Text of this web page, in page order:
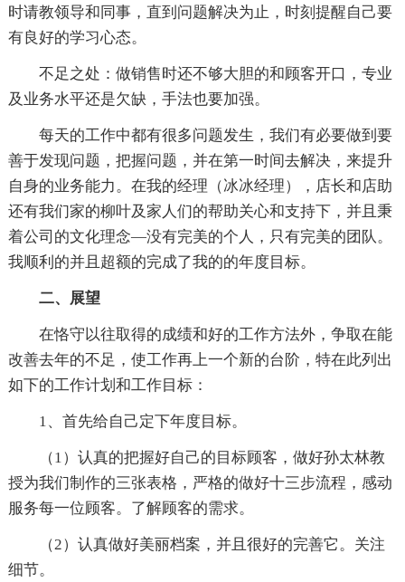
时请教领导和同事，直到问题解决为止，时刻提醒自己要
有良好的学习心态。
不足之处：做销售时还不够大胆的和顾客开口，专业
及业务水平还是欠缺，手法也要加强。
每天的工作中都有很多问题发生，我们有必要做到要
善于发现问题，把握问题，并在第一时间去解决，来提升
自身的业务能力。在我的经理（冰冰经理），店长和店助
还有我们家的柳叶及家人们的帮助关心和支持下，并且秉
着公司的文化理念—没有完美的个人，只有完美的团队。
我顺利的并且超额的完成了我的的年度目标。
二、展望
在恪守以往取得的成绩和好的工作方法外，争取在能
改善去年的不足，使工作再上一个新的台阶，特在此列出
如下的工作计划和工作目标：
1、首先给自己定下年度目标。
（1）认真的把握好自己的目标顾客，做好孙太林教
授为我们制作的三张表格，严格的做好十三步流程，感动
服务每一位顾客。了解顾客的需求。
（2）认真做好美丽档案，并且很好的完善它。关注
细节。